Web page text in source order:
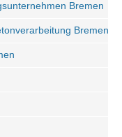
Bremen
Bremen